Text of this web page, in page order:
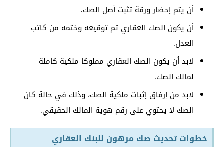
أن يتم إحضار ورقة تثبت أصل الصك.
أن يكون الصك العقاري تم توقيعه وختمه من كاتب
العدل.
لابد أن يكون الصك العقاري مملوكا ملكية كاملة
لمالك الصك.
لابد من إرفاق إثبات ملكية الصك، وذلك في حالة كان
الصك لا يحتوي على رقم هوية المالك الحقيقي.
خطوات تحديث صك مرهون للبنك العقاري